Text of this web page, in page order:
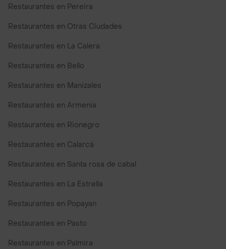
Restaurantes en Pereira
Restaurantes en Otras Ciudades
Restaurantes en La Calera
Restaurantes en Bello
Restaurantes en Manizales
Restaurantes en Armenia
Restaurantes en Rionegro
Restaurantes en Calarcá
Restaurantes en Santa rosa de cabal
Restaurantes en La Estrella
Restaurantes en Popayan
Restaurantes en Pasto
Restaurantes en Palmira